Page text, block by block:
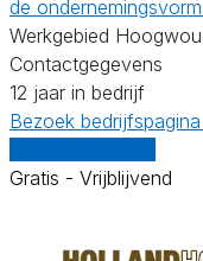
de
Werkgebied
Contactgegevens
12 jaar in bedrijf
Bezoek bedrijfspagina
Gratis - Vrijblijvend